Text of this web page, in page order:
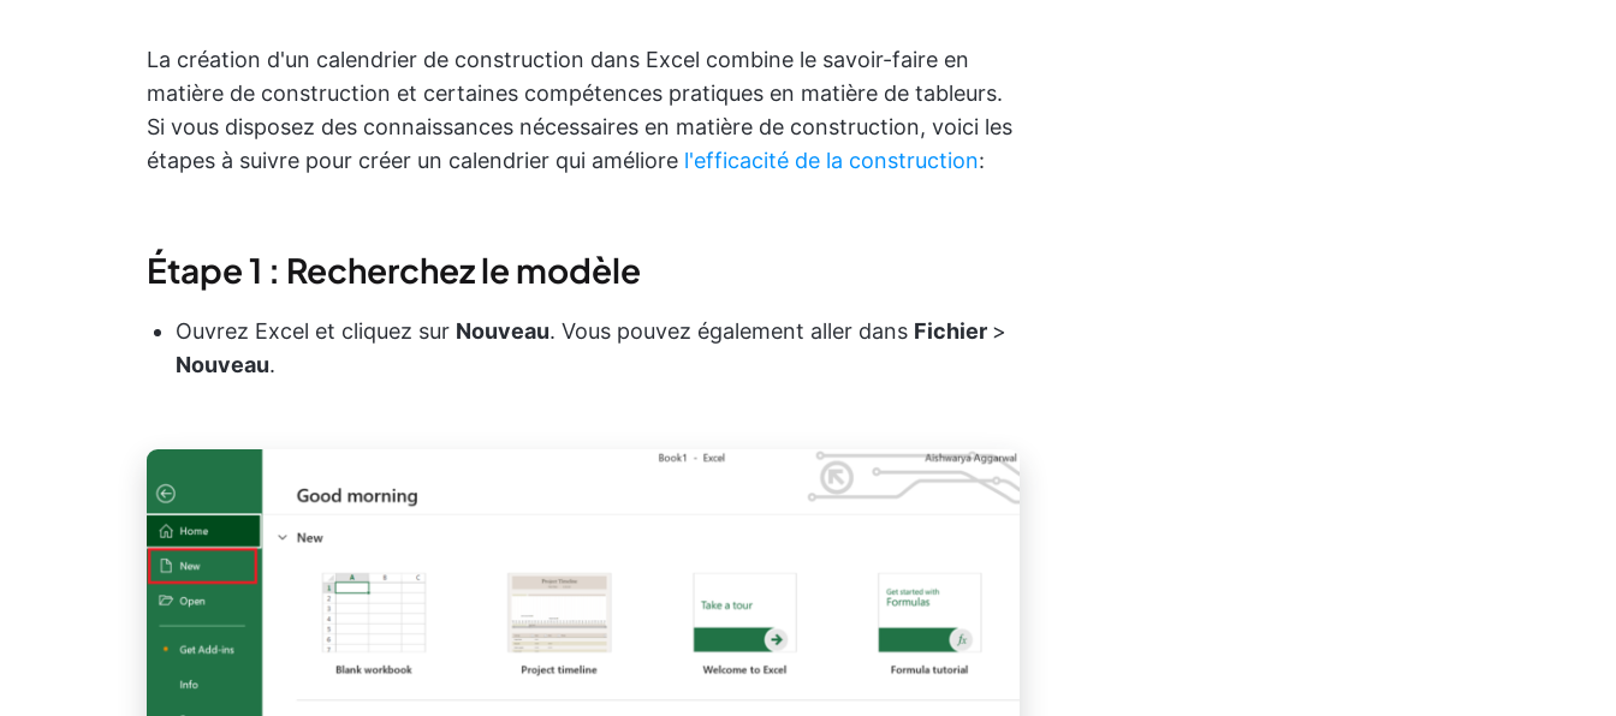
La création d'un calendrier de construction dans Excel combine le savoir-faire en
matière de construction et certaines compétences pratiques en matière de tableurs.
Si vous disposez des connaissances nécessaires en matière de construction, voici les
étapes à suivre pour créer un calendrier qui améliore l'efficacité de la construction:
Étape 1 : Recherchez le modèle
Ouvrez Excel et cliquez sur Nouveau. Vous pouvez également aller dans Fichier >
Nouveau.